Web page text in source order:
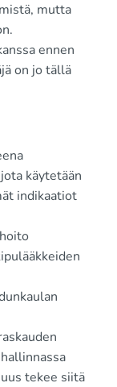
mutta
ennen
on jo tällä
käytetään
indikaatiot
tekee siitä